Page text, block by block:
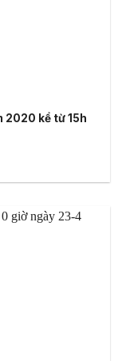
2020 kể từ 15h